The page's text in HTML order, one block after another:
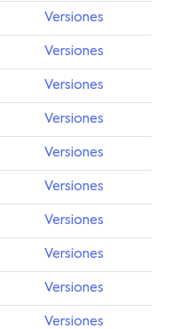
Versiones
Versiones
Versiones
Versiones
Versiones
Versiones
Versiones
Versiones
Versiones
Versiones